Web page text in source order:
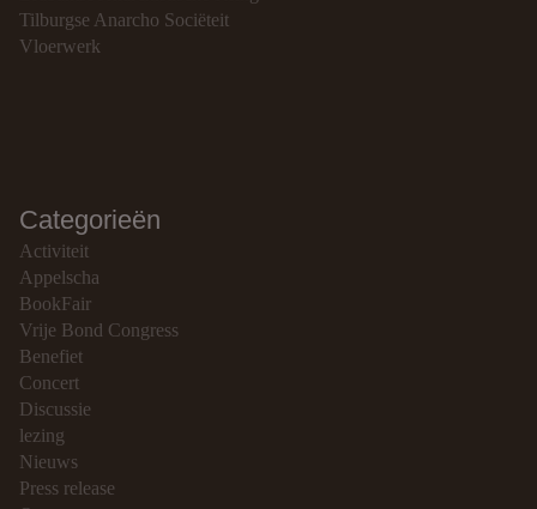
Tilburgse Anarcho Sociëteit
Vloerwerk
Categorieën
Activiteit
Appelscha
BookFair
Vrije Bond Congress
Benefiet
Concert
Discussie
lezing
Nieuws
Press release